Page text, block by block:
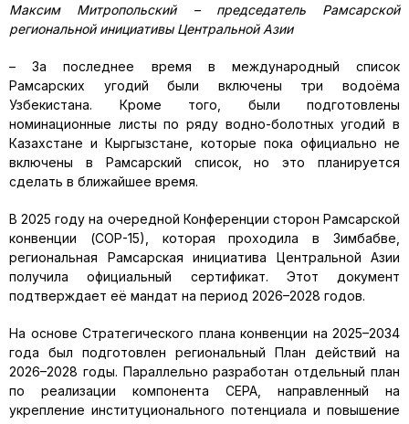
Максим Митропольский – председатель Рамсарской
региональной инициативы Центральной Азии
– За последнее время в международный список
Рамсарских угодий были включены три водоёма
Узбекистана. Кроме того, были подготовлены
номинационные листы по ряду водно-болотных угодий в
Казахстане и Кыргызстане, которые пока официально не
включены в Рамсарский список, но это планируется
сделать в ближайшее время.
В 2025 году на очередной Конференции сторон Рамсарской
конвенции (СОР-15), которая проходила в Зимбабве,
региональная Рамсарская инициатива Центральной Азии
получила официальный сертификат. Этот документ
подтверждает её мандат на период 2026–2028 годов.
На основе Стратегического плана конвенции на 2025–2034
года был подготовлен региональный План действий на
2026–2028 годы. Параллельно разработан отдельный план
по реализации компонента CEPA, направленный на
укрепление институционального потенциала и повышение